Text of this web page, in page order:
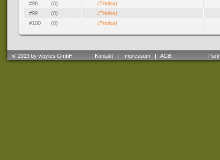
#98
(0)
(Freilos)
#99
(0)
(Freilos)
#100
(0) (Freilos)
© 2013 by vibytes GmbH Kontakt | Impressum | AGB